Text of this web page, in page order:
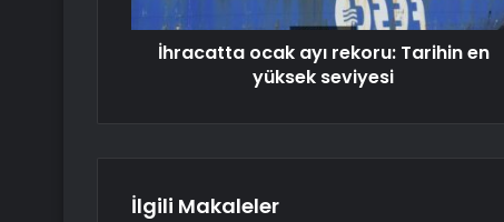
İhracatta ocak ayı rekoru: Tarihin en
yüksek seviyesi
İlgili Makaleler